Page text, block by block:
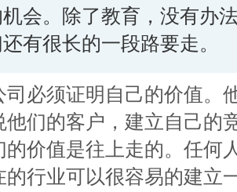
会。除了教育，没有办
有很长的一段路要走。
司必须证明自己的价值。
他们的客户，建立自己的
的价值是往上走的。任何
的行业可以很容易的建立